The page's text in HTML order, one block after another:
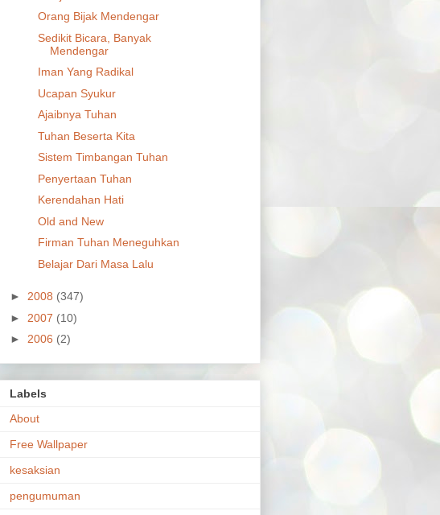
Orang Bijak Mendengar
Sedikit Bicara, Banyak
Mendengar
Iman Yang Radikal
Ucapan Syukur
Ajaibnya Tuhan
Tuhan Beserta Kita
Sistem Timbangan Tuhan
Penyertaan Tuhan
Kerendahan Hati
Old and New
Firman Tuhan Meneguhkan
Belajar Dari Masa Lalu
► 2008 (347)
► 2007 (10)
► 2006 (2)
Labels
About
Free Wallpaper
kesaksian
pengumuman